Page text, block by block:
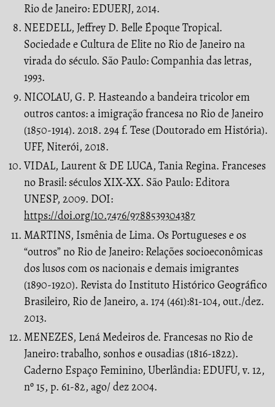
Rio de Janeiro: EDUERJ, 2014.
NEEDELL, Jeffrey D. Belle Époque Tropical.
Sociedade e Cultura de Elite no Rio de Janeiro na
virada do século. São Paulo: Companhia das letras,
1993.
NICOLAU, G. P. Hasteando a bandeira tricolor em
outros cantos: a imigração francesa no Rio de Janeiro
(1850-1914). 2018. 294 f. Tese (Doutorado em História).
UFF, Niterói, 2018.
VIDAL, Laurent & DE LUCA, Tania Regina. Franceses
no Brasil: séculos XIX-XX. São Paulo: Editora
UNESP, 2009. DOI:
https://doi.org/10.7476/9788539304387
MARTINS, Ismênia de Lima. Os Portugueses e os
“outros” no Rio de Janeiro: Relações socioeconômicas
dos lusos com os nacionais e demais imigrantes
(1890-1920). Revista do Instituto Histórico Geográfico
Brasileiro, Rio de Janeiro, a. 174 (461):81-104, out./dez.
2013.
MENEZES, Lená Medeiros de. Francesas no Rio de
Janeiro: trabalho, sonhos e ousadias (1816-1822).
Caderno Espaço Feminino, Uberlândia: EDUFU, v. 12,
nº 15, p. 61-82, ago/ dez 2004.